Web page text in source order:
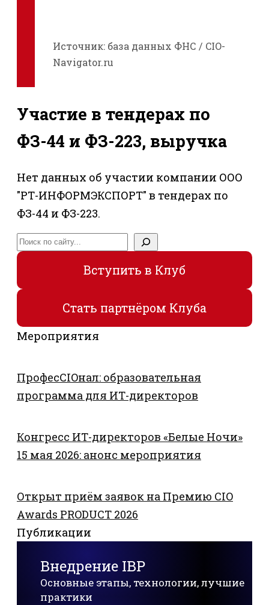
Источник: база данных ФНС / CIO-
Navigator.ru
Участие в тендерах по
ФЗ-44 и ФЗ-223, выручка
Нет данных об участии компании ООО
"РТ-ИНФОРМЭКСПОРТ" в тендерах по
ФЗ-44 и ФЗ-223.
Поиск
Вступить в Клуб
Стать партнёром Клуба
Мероприятия
ПрофесCIOнал: образовательная
программа для ИТ-директоров
Конгресс ИТ-директоров «Белые Ночи»
15 мая 2026: анонс мероприятия
Открыт приём заявок на Премию CIO
Awards PRODUCT 2026
Публикации
Внедрение IBP
Основные этапы, технологии, лучшие
практики